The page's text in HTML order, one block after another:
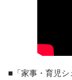
■「家事・育児